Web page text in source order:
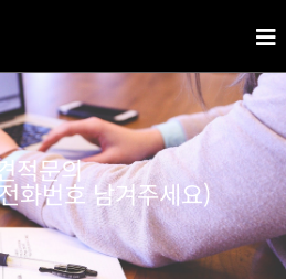
적문의
화번호 남겨주세요)